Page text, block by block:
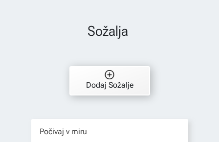
Sožalja
Dodaj Sožalje
Počivaj v miru